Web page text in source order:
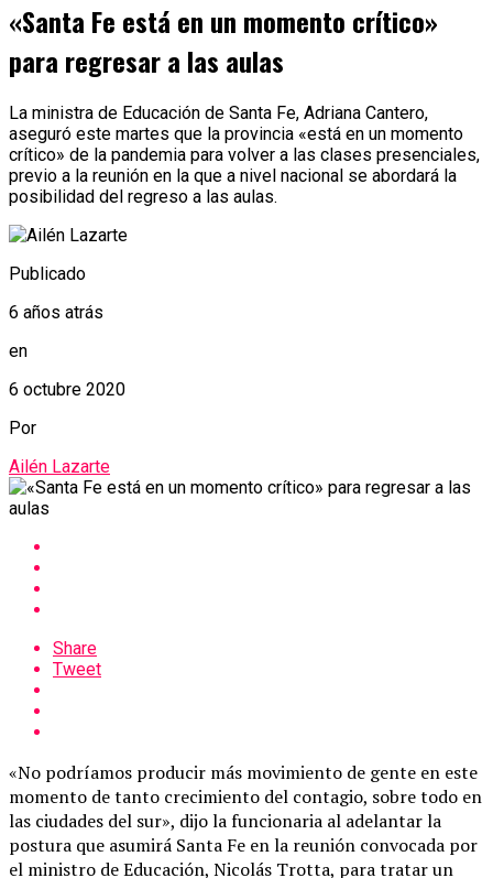
«Santa Fe está en un momento crítico»
para regresar a las aulas
La ministra de Educación de Santa Fe, Adriana Cantero,
aseguró este martes que la provincia «está en un momento
crítico» de la pandemia para volver a las clases presenciales,
previo a la reunión en la que a nivel nacional se abordará la
posibilidad del regreso a las aulas.
Publicado
6 años atrás
en
6 octubre 2020
Por
Ailén Lazarte
Share
Tweet
«No podríamos producir más movimiento de gente en este
momento de tanto crecimiento del contagio, sobre todo en
las ciudades del sur», dijo la funcionaria al adelantar la
postura que asumirá Santa Fe en la reunión convocada por
el ministro de Educación, Nicolás Trotta, para tratar un